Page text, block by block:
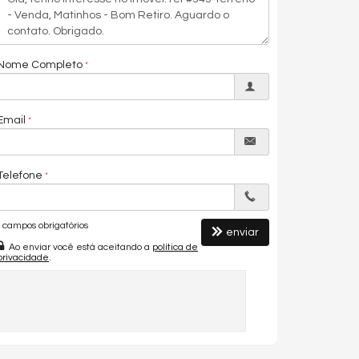
Completo
campos obrigatórios
Ao enviar você está aceitando a política de
enviar